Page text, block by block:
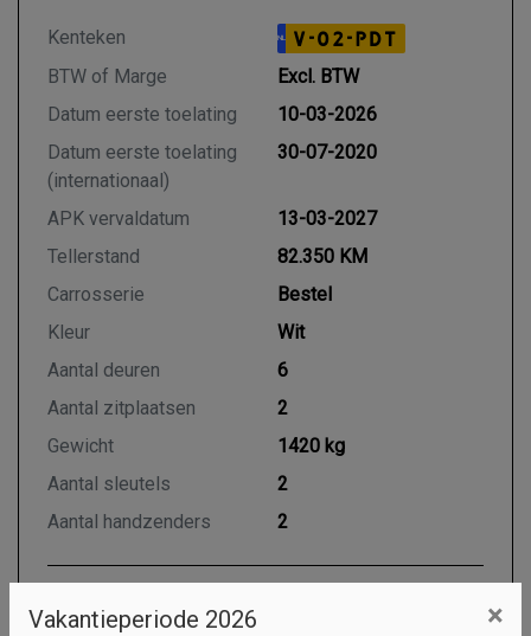
Kenteken NL V-02-PDT
BTW of Marge
Excl. BTW
Datum eerste toelating
10-03-2026
Datum eerste toelating
(internationaal)
30-07-2020
APK vervaldatum
13-03-2027
Tellerstand
82.350 KM
Carrosserie
Bestel
Kleur
Wit
Aantal deuren
6
Aantal zitplaatsen
2
Gewicht
1420 kg
Aantal sleutels
2
Aantal handzenders
2
Motor en transmissie
Vakantieperiode 2026 ×